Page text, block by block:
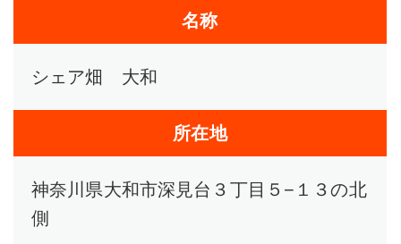
名称
シェア畑 大和
所在地
神奈川県大和市深見台３丁目５−１３の北
側